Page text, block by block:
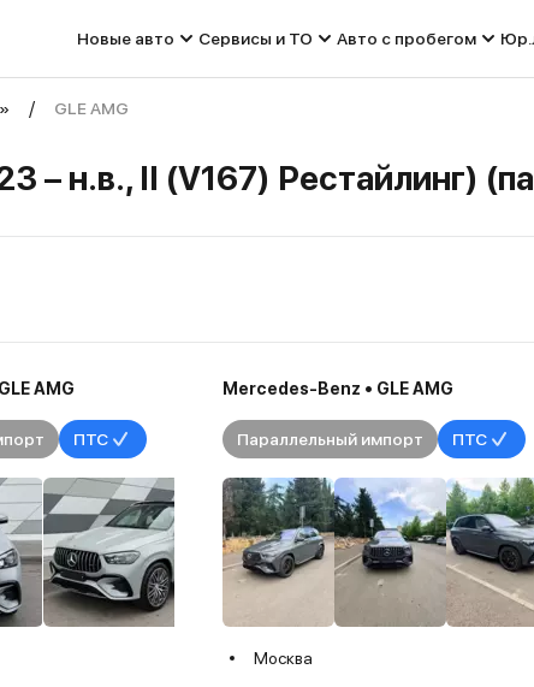
Новые авто Сервисы и ТО Авто с пробегом
GLE AMG
– н.в., II (V167) Рестайлинг)
AMG
ПТС
Mercedes-Benz • GLE AMG
Параллельный импорт ПТС
Москва